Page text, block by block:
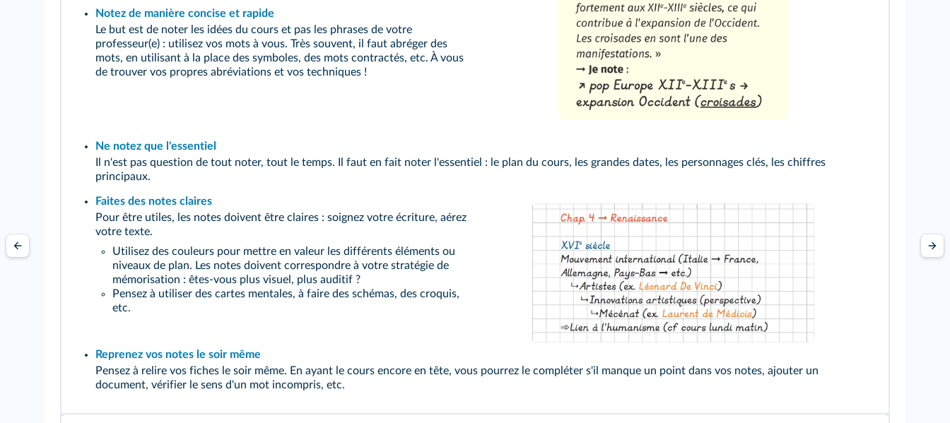
Notez de manière concise et rapide
Le but est de noter les idées du cours et pas les phrases de votre
professeur(e) : utilisez vos mots à vous. Très souvent, il faut abréger des
mots, en utilisant à la place des symboles, des mots contractés, etc. À vous
de trouver vos propres abréviations et vos techniques !
Ne notez que l'essentiel
Il n'est pas question de tout noter, tout le temps. Il faut en fait noter l'essentiel : le plan du cours, les grandes dates, les personnages clés, les chiffres
principaux.
Faites des notes claires
Pour être utiles, les notes doivent être claires : soignez votre écriture, aérez
votre texte.
Utilisez des couleurs pour mettre en valeur les différents éléments ou
niveaux de plan. Les notes doivent correspondre à votre stratégie de
mémorisation : êtes-vous plus visuel, plus auditif ?
Pensez à utiliser des cartes mentales, à faire des schémas, des croquis,
etc.
Reprenez vos notes le soir même
Pensez à relire vos fiches le soir même. En ayant le cours encore en tête, vous pourrez le compléter s'il manque un point dans vos notes, ajouter un
document, vérifier le sens d'un mot incompris, etc.